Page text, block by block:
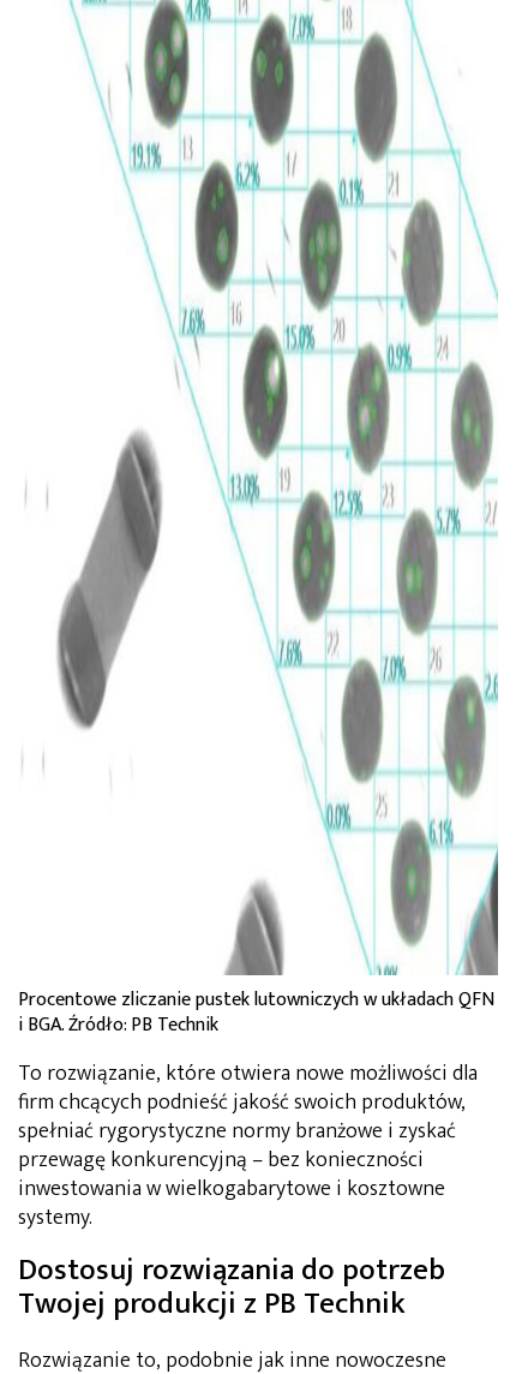
Procentowe zliczanie pustek lutowniczych w układach QFN
i BGA. Źródło: PB Technik
To rozwiązanie, które otwiera nowe możliwości dla
firm chcących podnieść jakość swoich produktów,
spełniać rygorystyczne normy branżowe i zyskać
przewagę konkurencyjną – bez konieczności
inwestowania w wielkogabarytowe i kosztowne
systemy.
Dostosuj rozwiązania do potrzeb
Twojej produkcji z PB Technik
Rozwiązanie to, podobnie jak inne nowoczesne